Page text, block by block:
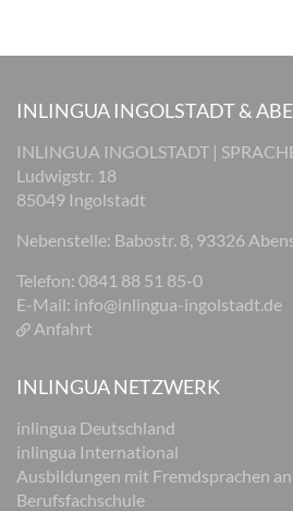
INLINGUA INGOLSTADT &
INLINGUA INGOLSTADT |
Ludwigstr. 18
85049 Ingolstadt
Nebenstelle: Babostr. 8, 93326
Telefon: 0841 88 51 85-0
E-Mail: info@inlingua-ingolstadt.de
Anfahrt
INLINGUA NETZWERK
inlingua Deutschland
inlingua International
Ausbildungen mit Fremdsprachen
Berufsfachschule